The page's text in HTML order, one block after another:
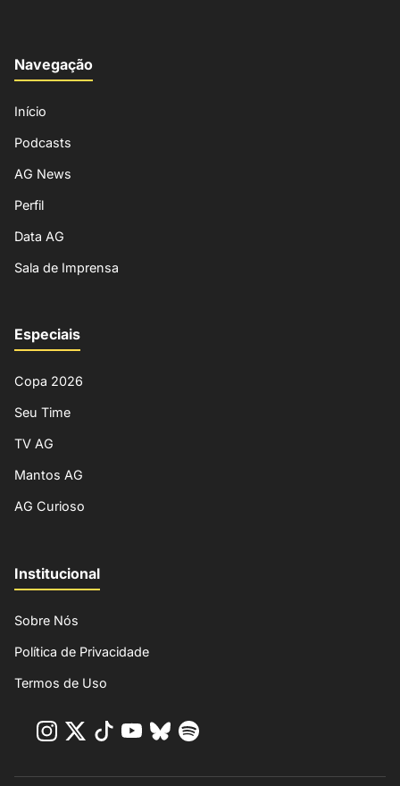
Navegação
Início
Podcasts
AG News
Perfil
Data AG
Sala de Imprensa
Especiais
Copa 2026
Seu Time
TV AG
Mantos AG
AG Curioso
Institucional
Sobre Nós
Política de Privacidade
Termos de Uso